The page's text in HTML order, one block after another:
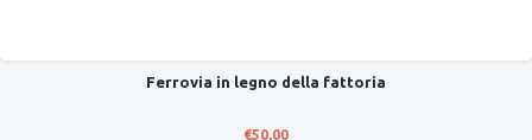
Ferrovia in legno della fattoria
€50,00